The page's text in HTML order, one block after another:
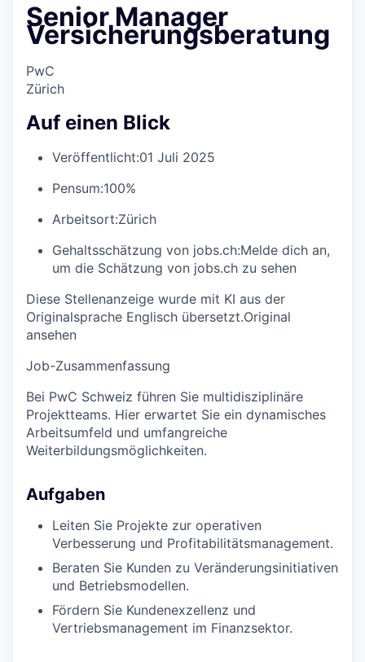
Senior Manager
Versicherungsberatung
PwC
Zürich
Auf einen Blick
Veröffentlicht:01 Juli 2025
Pensum:100%
Arbeitsort:Zürich
Gehaltsschätzung von jobs.ch:Melde dich an,
um die Schätzung von jobs.ch zu sehen
Diese Stellenanzeige wurde mit KI aus der
Originalsprache Englisch übersetzt.Original
ansehen
Job-Zusammenfassung
Bei PwC Schweiz führen Sie multidisziplinäre
Projektteams. Hier erwartet Sie ein dynamisches
Arbeitsumfeld und umfangreiche
Weiterbildungsmöglichkeiten.
Aufgaben
Leiten Sie Projekte zur operativen
Verbesserung und Profitabilitätsmanagement.
Beraten Sie Kunden zu Veränderungsinitiativen
und Betriebsmodellen.
Fördern Sie Kundenexzellenz und
Vertriebsmanagement im Finanzsektor.